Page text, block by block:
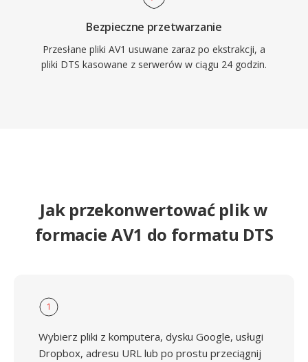
Bezpieczne przetwarzanie
Przesłane pliki AV1 usuwane zaraz po ekstrakcji, a
pliki DTS kasowane z serwerów w ciągu 24 godzin.
Jak przekonwertować plik w
formacie AV1 do formatu DTS
1
Wybierz pliki z komputera, dysku Google, usługi
Dropbox, adresu URL lub po prostu przeciągnij